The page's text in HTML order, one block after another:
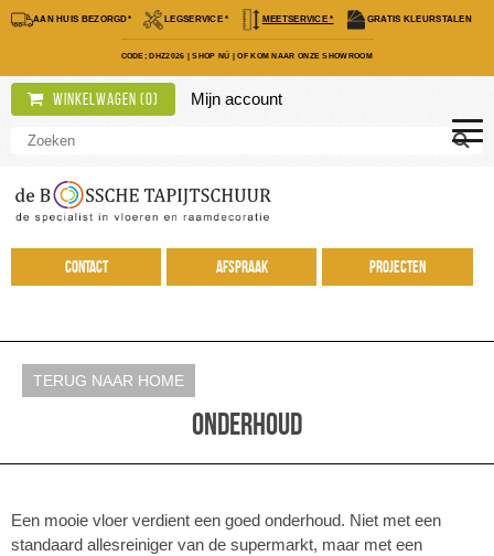
AAN HUIS BEZORGD* LEGSERVICE * MEETSERVICE * GRATIS KLEURSTALEN
CODE; DHZ2026 |SHOP NÚ |OF KOM NAAR ONZE SHOWROOM
Winkelwagen (0) Mijn account
Contact Afspraak Projecten
TERUG NAAR HOME
Onderhoud
Een mooie vloer verdient een goed onderhoud. Niet met een
standaard allesreiniger van de supermarkt, maar met een